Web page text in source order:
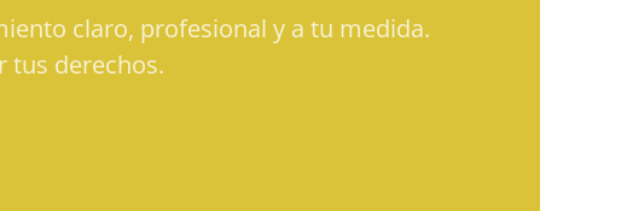
claro, profesional y a tu medida.
tus derechos.